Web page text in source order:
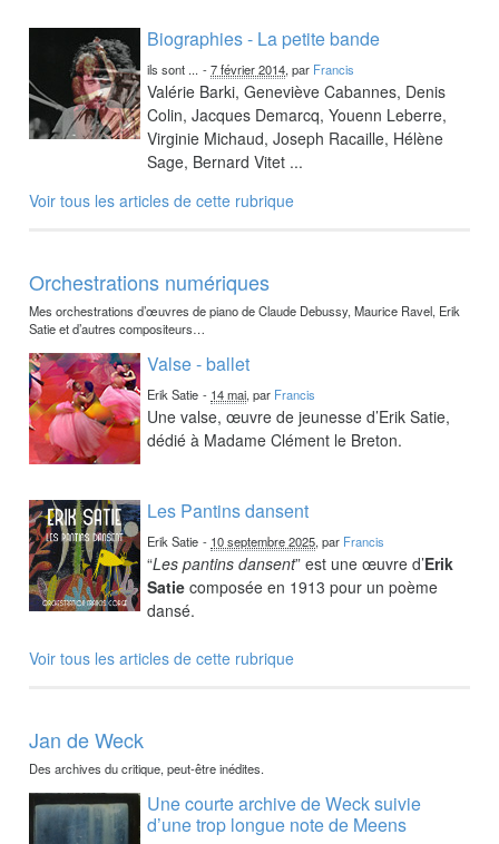
Biographies - La petite bande
ils sont ... -7 février 2014, par Francis
Valérie Barki, Geneviève Cabannes, Denis
Colin, Jacques Demarcq, Youenn Leberre,
Virginie Michaud, Joseph Racaille, Hélène
Sage, Bernard Vitet ...
Voir tous les articles de cette rubrique
Orchestrations numériques
Mes orchestrations d’œuvres de piano de Claude Debussy, Maurice Ravel, Erik
Satie et d’autres compositeurs…
Valse - ballet
Erik Satie - 14 mai, par Francis
Une valse, œuvre de jeunesse d’Erik Satie,
dédié à Madame Clément le Breton.
Les Pantins dansent
Erik Satie - 10 septembre 2025, par Francis
“Les pantins dansent” est une œuvre d’Erik
Satie composée en 1913 pour un poème
dansé.
Voir tous les articles de cette rubrique
Jan de Weck
Des archives du critique, peut-être inédites.
Une courte archive de Weck suivie
d’une trop longue note de Meens